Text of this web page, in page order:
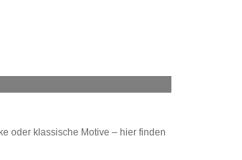
oder klassische Motive – hier finden